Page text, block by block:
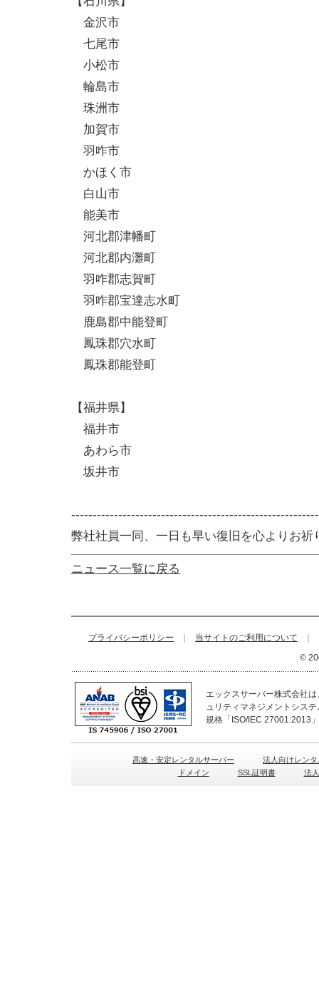
金沢市
七尾市
小松市
輪島市
珠洲市
加賀市
羽咋市
かほく市
白山市
能美市
河北郡津幡町
河北郡内灘町
羽咋郡志賀町
羽咋郡宝達志水町
鹿島郡中能登町
鳳珠郡穴水町
鳳珠郡能登町
【福井県】
福井市
あわら市
坂井市
弊社社員一同、一日も早い復旧を心よりお祈
ニュース一覧に戻る
プライバシーポリシー 当サイトのご利用について
©
エックスサーバー株式会社
ュリティマネジメントシス
規格「ISO/IEC 27001:2013
高速・安定レンタルサーバー
法人向けレン
ドメイン
SSL証明書 法